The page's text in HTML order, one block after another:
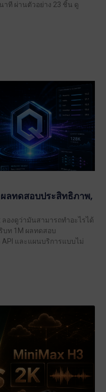
าที ผ่านตัวอย่าง 23 ชิ้น ดู
ลทดสอบประสิทธิภาพ,
ลองดูว่ามันสามารถทำอะไรได้
บท 1M ผลทดสอบ
และแผนบริการแบบไม่